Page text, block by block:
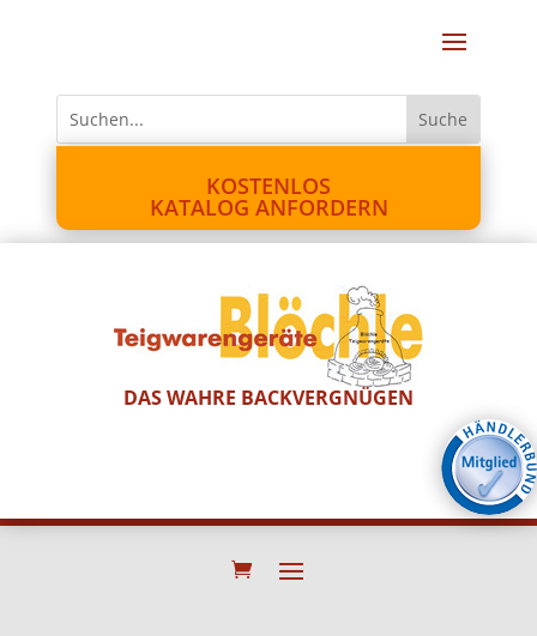
KOSTENLOS
KATALOG ANFORDERN
DAS WAHRE BACKVERGNÜGEN